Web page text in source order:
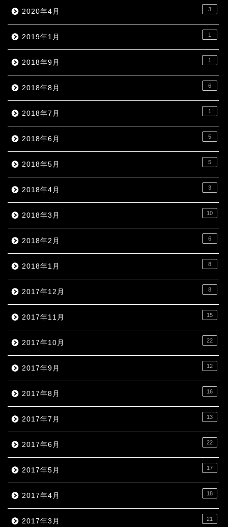
2020年4月 3
2019年1月 1
2018年9月 1
2018年8月 6
2018年7月 1
2018年6月 5
2018年5月 5
2018年4月 3
2018年3月 10
2018年2月 6
2018年1月 8
2017年12月 8
2017年11月 15
2017年10月 22
2017年9月 12
2017年8月 16
2017年7月 13
2017年6月 22
2017年5月 17
2017年4月 18
2017年3月 21